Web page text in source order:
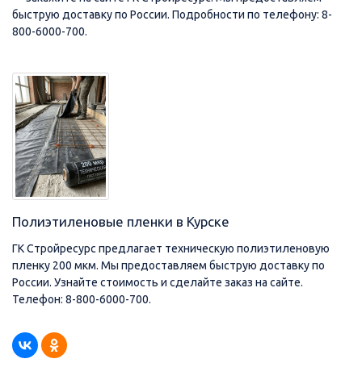
быструю доставку по России. Подробности по телефону: 8-
800-6000-700.
Полиэтиленовые пленки в Курске
ГК Стройресурс предлагает техническую полиэтиленовую
пленку 200 мкм. Мы предоставляем быструю доставку по
России. Узнайте стоимость и сделайте заказ на сайте.
Телефон: 8-800-6000-700.